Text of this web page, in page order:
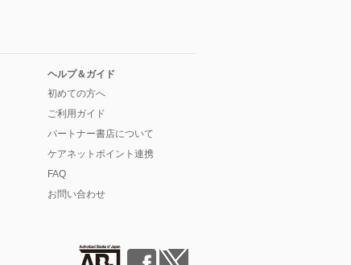
ヘルプ＆ガイド
初めての方へ
ご利用ガイド
パートナー書店について
ケアネットポイント連携
FAQ
お問い合わせ